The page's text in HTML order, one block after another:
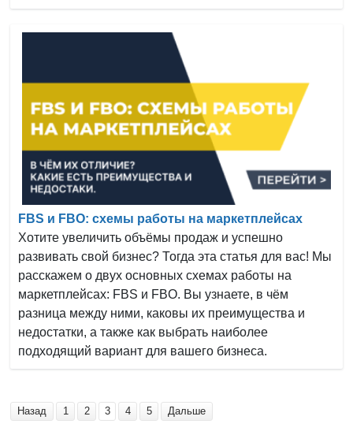
FBS и FBO: схемы работы на маркетплейсах
Хотите увеличить объёмы продаж и успешно
развивать свой бизнес? Тогда эта статья для вас! Мы
расскажем о двух основных схемах работы на
маркетплейсах: FBS и FBO. Вы узнаете, в чём
разница между ними, каковы их преимущества и
недостатки, а также как выбрать наиболее
подходящий вариант для вашего бизнеса.
Назад 1 2 3 4 5 Дальше